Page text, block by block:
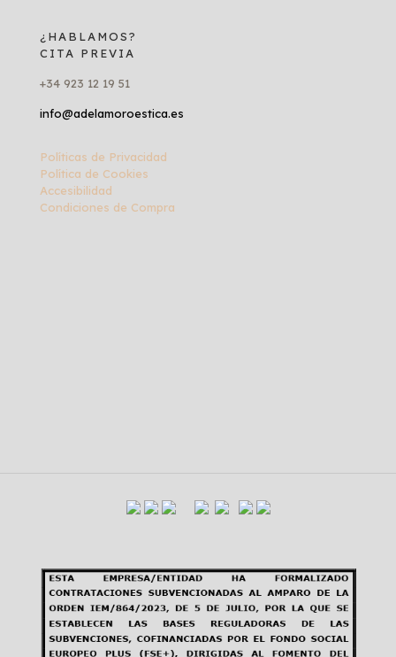
¿HABLAMOS?
CITA PREVIA
+34 923 12 19 51
info@adelamoroestica.es
Políticas de Privacidad
Política de Cookies
Accesibilidad
Condiciones de Compra